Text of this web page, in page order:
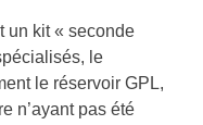
un kit « seconde
le
le réservoir GPL,
n’ayant pas été